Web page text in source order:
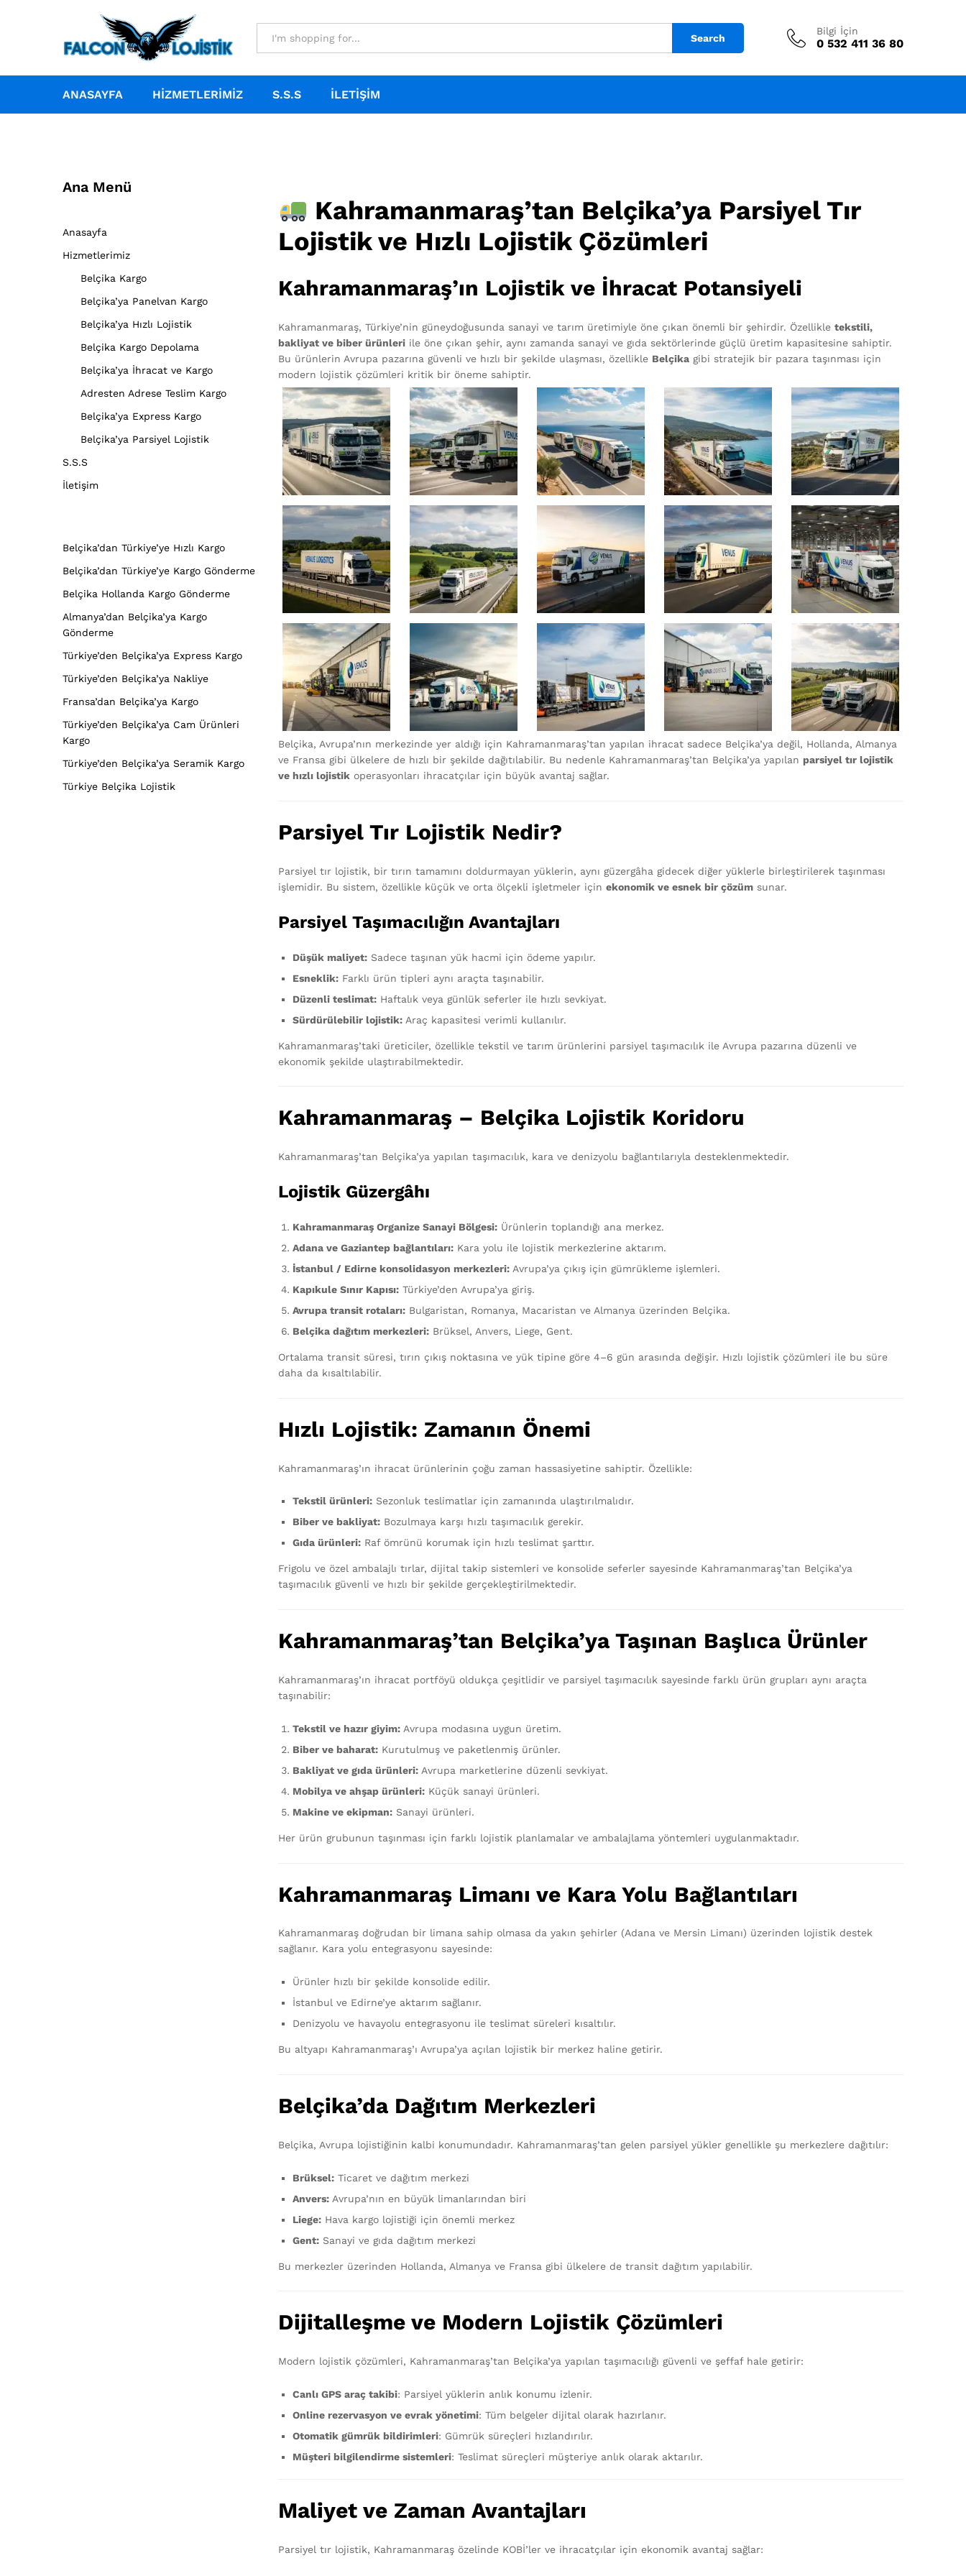
Search
Bilgi İçin
0 532 411 36 80
ANASAYFA HIZMETLERIMIZ S.S.S İLETIŞIM
Kahramanmaraş’tan Belçika’ya Parsiyel Tır
Lojistik ve Hızlı Lojistik Çözümleri
Kahramanmaraş’ın Lojistik ve İhracat Potansiyeli
Kahramanmaraş, Türkiye’nin güneydoğusunda sanayi ve tarım üretimiyle öne çıkan önemli bir şehirdir. Özellikle tekstili,
bakliyat ve biber ürünleri ile öne çıkan şehir, aynı zamanda sanayi ve gıda sektörlerinde güçlü üretim kapasitesine sahiptir.
Bu ürünlerin Avrupa pazarına güvenli ve hızlı bir şekilde ulaşması, özellikle Belçika gibi stratejik bir pazara taşınması için
modern lojistik çözümleri kritik bir öneme sahiptir.
Belçika, Avrupa’nın merkezinde yer aldığı için Kahramanmaraş’tan yapılan ihracat sadece Belçika’ya değil, Hollanda, Almanya
ve Fransa gibi ülkelere de hızlı bir şekilde dağıtılabilir. Bu nedenle Kahramanmaraş’tan Belçika’ya yapılan parsiyel tır lojistik
ve hızlı lojistik operasyonları ihracatçılar için büyük avantaj sağlar.
Parsiyel Tır Lojistik Nedir?
Parsiyel tır lojistik, bir tırın tamamını doldurmayan yüklerin, aynı güzergâha gidecek diğer yüklerle birleştirilerek taşınması
işlemidir. Bu sistem, özellikle küçük ve orta ölçekli işletmeler için ekonomik ve esnek bir çözüm sunar.
Parsiyel Taşımacılığın Avantajları
Düşük maliyet: Sadece taşınan yük hacmi için ödeme yapılır.
Esneklik: Farklı ürün tipleri aynı araçta taşınabilir.
Düzenli teslimat: Haftalık veya günlük seferler ile hızlı sevkiyat.
Sürdürülebilir lojistik: Araç kapasitesi verimli kullanılır.
Kahramanmaraş’taki üreticiler, özellikle tekstil ve tarım ürünlerini parsiyel taşımacılık ile Avrupa pazarına düzenli ve
ekonomik şekilde ulaştırabilmektedir.
Kahramanmaraş – Belçika Lojistik Koridoru
Kahramanmaraş’tan Belçika’ya yapılan taşımacılık, kara ve denizyolu bağlantılarıyla desteklenmektedir.
Lojistik Güzergâhı
Kahramanmaraş Organize Sanayi Bölgesi: Ürünlerin toplandığı ana merkez.
Adana ve Gaziantep bağlantıları: Kara yolu ile lojistik merkezlerine aktarım.
İstanbul / Edirne konsolidasyon merkezleri: Avrupa’ya çıkış için gümrükleme işlemleri.
Kapıkule Sınır Kapısı: Türkiye’den Avrupa’ya giriş.
Avrupa transit rotaları: Bulgaristan, Romanya, Macaristan ve Almanya üzerinden Belçika.
Belçika dağıtım merkezleri: Brüksel, Anvers, Liege, Gent.
Ortalama transit süresi, tırın çıkış noktasına ve yük tipine göre 4–6 gün arasında değişir. Hızlı lojistik çözümleri ile bu süre
daha da kısaltılabilir.
Hızlı Lojistik: Zamanın Önemi
Kahramanmaraş’ın ihracat ürünlerinin çoğu zaman hassasiyetine sahiptir. Özellikle:
Tekstil ürünleri: Sezonluk teslimatlar için zamanında ulaştırılmalıdır.
Biber ve bakliyat: Bozulmaya karşı hızlı taşımacılık gerekir.
Gıda ürünleri: Raf ömrünü korumak için hızlı teslimat şarttır.
Frigolu ve özel ambalajlı tırlar, dijital takip sistemleri ve konsolide seferler sayesinde Kahramanmaraş’tan Belçika’ya
taşımacılık güvenli ve hızlı bir şekilde gerçekleştirilmektedir.
Kahramanmaraş’tan Belçika’ya Taşınan Başlıca Ürünler
Kahramanmaraş’ın ihracat portföyü oldukça çeşitlidir ve parsiyel taşımacılık sayesinde farklı ürün grupları aynı araçta
taşınabilir:
Tekstil ve hazır giyim: Avrupa modasına uygun üretim.
Biber ve baharat: Kurutulmuş ve paketlenmiş ürünler.
Bakliyat ve gıda ürünleri: Avrupa marketlerine düzenli sevkiyat.
Mobilya ve ahşap ürünleri: Küçük sanayi ürünleri.
Makine ve ekipman: Sanayi ürünleri.
Her ürün grubunun taşınması için farklı lojistik planlamalar ve ambalajlama yöntemleri uygulanmaktadır.
Kahramanmaraş Limanı ve Kara Yolu Bağlantıları
Kahramanmaraş doğrudan bir limana sahip olmasa da yakın şehirler (Adana ve Mersin Limanı) üzerinden lojistik destek
sağlanır. Kara yolu entegrasyonu sayesinde:
Ürünler hızlı bir şekilde konsolide edilir.
İstanbul ve Edirne’ye aktarım sağlanır.
Denizyolu ve havayolu entegrasyonu ile teslimat süreleri kısaltılır.
Bu altyapı Kahramanmaraş’ı Avrupa’ya açılan lojistik bir merkez haline getirir.
Belçika’da Dağıtım Merkezleri
Belçika, Avrupa lojistiğinin kalbi konumundadır. Kahramanmaraş’tan gelen parsiyel yükler genellikle şu merkezlere dağıtılır:
Brüksel: Ticaret ve dağıtım merkezi
Anvers: Avrupa’nın en büyük limanlarından biri
Liege: Hava kargo lojistiği için önemli merkez
Gent: Sanayi ve gıda dağıtım merkezi
Bu merkezler üzerinden Hollanda, Almanya ve Fransa gibi ülkelere de transit dağıtım yapılabilir.
Dijitalleşme ve Modern Lojistik Çözümleri
Modern lojistik çözümleri, Kahramanmaraş’tan Belçika’ya yapılan taşımacılığı güvenli ve şeffaf hale getirir:
Canlı GPS araç takibi: Parsiyel yüklerin anlık konumu izlenir.
Online rezervasyon ve evrak yönetimi: Tüm belgeler dijital olarak hazırlanır.
Otomatik gümrük bildirimleri: Gümrük süreçleri hızlandırılır.
Müşteri bilgilendirme sistemleri: Teslimat süreçleri müşteriye anlık olarak aktarılır.
Maliyet ve Zaman Avantajları
Parsiyel tır lojistik, Kahramanmaraş özelinde KOBİ’ler ve ihracatçılar için ekonomik avantaj sağlar:
Ana Menü
Anasayfa
Hizmetlerimiz
Belçika Kargo
Belçika’ya Panelvan Kargo
Belçika’ya Hızlı Lojistik
Belçika Kargo Depolama
Belçika’ya İhracat ve Kargo
Adresten Adrese Teslim Kargo
Belçika’ya Express Kargo
Belçika’ya Parsiyel Lojistik
S.S.S
İletişim
Belçika’dan Türkiye’ye Hızlı Kargo
Belçika’dan Türkiye’ye Kargo Gönderme
Belçika Hollanda Kargo Gönderme
Almanya’dan Belçika’ya Kargo
Gönderme
Türkiye’den Belçika’ya Express Kargo
Türkiye’den Belçika’ya Nakliye
Fransa’dan Belçika’ya Kargo
Türkiye’den Belçika’ya Cam Ürünleri
Kargo
Türkiye’den Belçika’ya Seramik Kargo
Türkiye Belçika Lojistik